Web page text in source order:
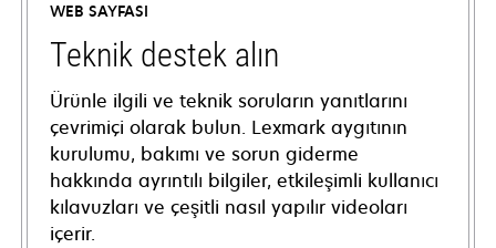
WEB SAYFASI
Teknik destek alın
Ürünle ilgili ve teknik soruların yanıtlarını
çevrimiçi olarak bulun. Lexmark aygıtının
kurulumu, bakımı ve sorun giderme
hakkında ayrıntılı bilgiler, etkileşimli kullanıcı
kılavuzları ve çeşitli nasıl yapılır videoları
içerir.